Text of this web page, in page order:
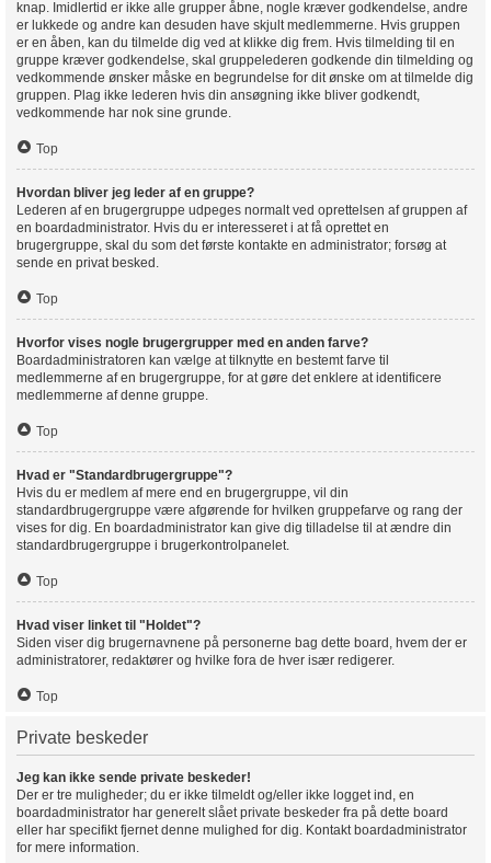
knap. Imidlertid er ikke alle grupper åbne, nogle kræver godkendelse, andre
er lukkede og andre kan desuden have skjult medlemmerne. Hvis gruppen
er en åben, kan du tilmelde dig ved at klikke dig frem. Hvis tilmelding til en
gruppe kræver godkendelse, skal gruppelederen godkende din tilmelding og
vedkommende ønsker måske en begrundelse for dit ønske om at tilmelde dig
gruppen. Plag ikke lederen hvis din ansøgning ikke bliver godkendt,
vedkommende har nok sine grunde.
Top
Hvordan bliver jeg leder af en gruppe?
Lederen af en brugergruppe udpeges normalt ved oprettelsen af gruppen af
en boardadministrator. Hvis du er interesseret i at få oprettet en
brugergruppe, skal du som det første kontakte en administrator; forsøg at
sende en privat besked.
Top
Hvorfor vises nogle brugergrupper med en anden farve?
Boardadministratoren kan vælge at tilknytte en bestemt farve til
medlemmerne af en brugergruppe, for at gøre det enklere at identificere
medlemmerne af denne gruppe.
Top
Hvad er "Standardbrugergruppe"?
Hvis du er medlem af mere end en brugergruppe, vil din
standardbrugergruppe være afgørende for hvilken gruppefarve og rang der
vises for dig. En boardadministrator kan give dig tilladelse til at ændre din
standardbrugergruppe i brugerkontrolpanelet.
Top
Hvad viser linket til "Holdet"?
Siden viser dig brugernavnene på personerne bag dette board, hvem der er
administratorer, redaktører og hvilke fora de hver især redigerer.
Top
Private beskeder
Jeg kan ikke sende private beskeder!
Der er tre muligheder; du er ikke tilmeldt og/eller ikke logget ind, en
boardadministrator har generelt slået private beskeder fra på dette board
eller har specifikt fjernet denne mulighed for dig. Kontakt boardadministrator
for mere information.